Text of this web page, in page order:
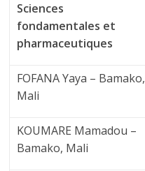
Sciences
fondamentales et
pharmaceutiques
FOFANA Yaya – Bamako,
Mali
KOUMARE Mamadou –
Bamako, Mali